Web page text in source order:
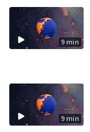
9 min
9 min